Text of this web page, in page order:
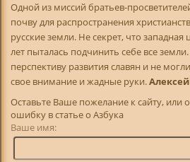
Одной из миссий братьев-
почву для распространения
русские земли. Не секрет, что западная
лет пыталась подчинить себе все
перспективу развития славян и не
свое внимание и жадные руки.Алексей
Оставьте Ваше пожелание к сайту, или
ошибку в статье о Азбука
Ваше имя: